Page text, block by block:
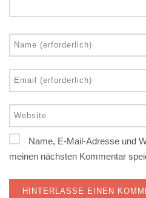
Name, E-Mail-Adresse und
meinen nächsten Kommentar